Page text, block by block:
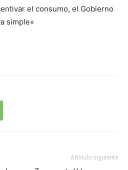
el consumo, el Gobierno
simple»
Artículo siguiente